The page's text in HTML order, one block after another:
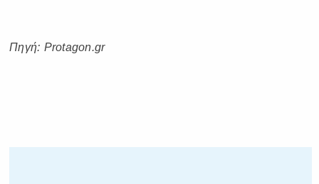
Πηγή: Protagon.gr